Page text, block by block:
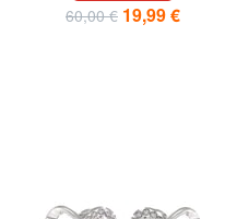
60,00 € 19,99 €